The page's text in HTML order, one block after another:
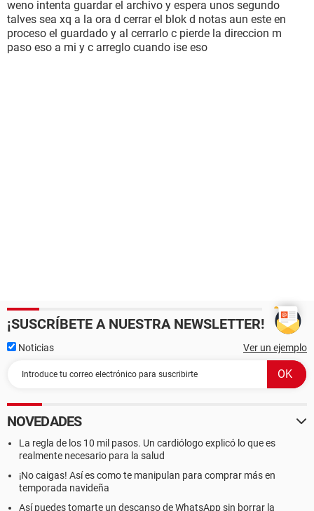
weno intenta guardar el archivo y espera unos segundo
talves sea xq a la ora d cerrar el blok d notas aun este en
proceso el guardado y al cerrarlo c pierde la direccion m
paso eso a mi y c arreglo cuando ise eso
¡SUSCRÍBETE A NUESTRA NEWSLETTER!
Noticias Ver un ejemplo
NOVEDADES
La regla de los 10 mil pasos. Un cardiólogo explicó lo que es
realmente necesario para la salud
¡No caigas! Así es como te manipulan para comprar más en
temporada navideña
Así puedes tomarte un descanso de WhatsApp sin borrar la